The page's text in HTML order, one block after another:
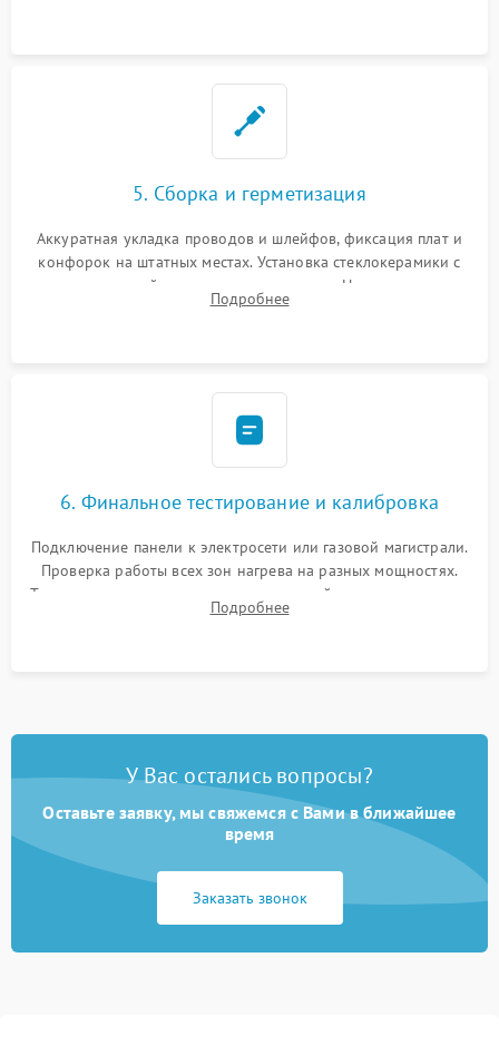
5. Сборка и герметизация
Аккуратная укладка проводов и шлейфов, фиксация плат и
конфорок на штатных местах. Установка стеклокерамики с
проверкой равномерности зазоров. Нанесение
термостойкого герметика или укладка уплотнительной
Подробнее
6. Финальное тестирование и калибровка
Подключение панели к электросети или газовой магистрали.
Проверка работы всех зон нагрева на разных мощностях.
Тестирование сенсорного управления, таймера, индикаторов
остаточного тепла и систем защиты от перегрева.
Подробнее
У Вас остались вопросы?
Оставьте заявку, мы свяжемся с Вами в ближайшее
время
Заказать звонок